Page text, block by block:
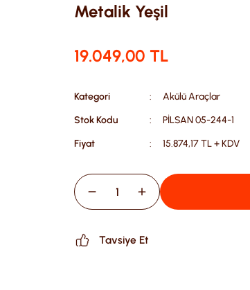
Metalik Yeşil
19.049,00 TL
Kategori
Akülü Araçlar
Stok Kodu
PİLSAN 05-244-1
Fiyat
15.874,17 TL + KDV
Tavsiye Et